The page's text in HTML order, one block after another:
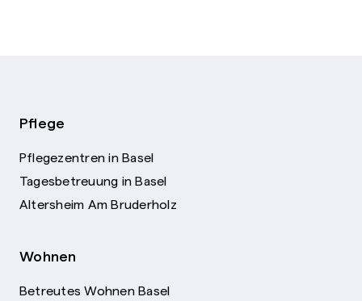
Pflege
Pflegezentren in Basel
Tagesbetreuung in Basel
Altersheim Am Bruderholz
Wohnen
Betreutes Wohnen Basel